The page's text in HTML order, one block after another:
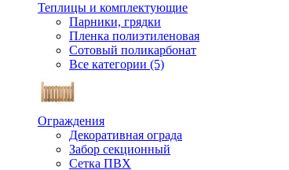
Теплицы и комплектующие
Парники, грядки
Пленка полиэтиленовая
Сотовый поликарбонат
Все категории (5)
Ограждения
Декоративная ограда
Забор секционный
Сетка ПВХ